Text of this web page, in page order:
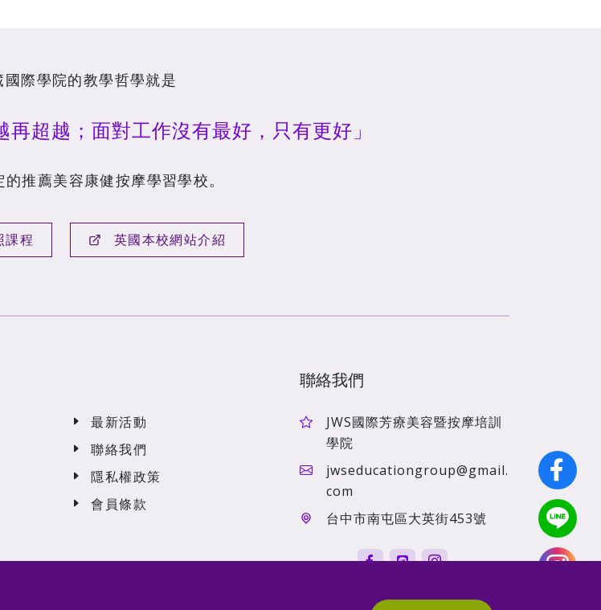
國際學院的教學哲學就是
再超越；面對工作沒有最好，只有更好」
推薦美容康健按摩學習學校。
課程 英國本校網站介紹
最新活動
聯絡我們
隱私權政策
會員條款
聯絡我們
JWS國際芳療美容暨按摩培訓
學院
jwseducationgroup@gmail.
com
台中市南屯區大英街453號